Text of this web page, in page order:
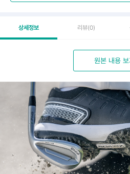
상세정보 리뷰(0)
원본 내용 보